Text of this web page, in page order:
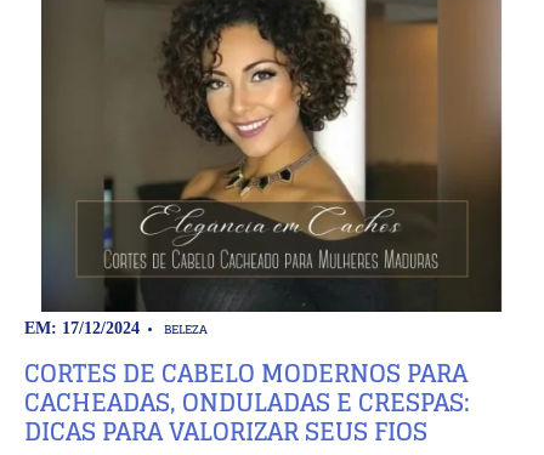
EM: 17/12/2024 BELEZA
CORTES DE CABELO MODERNOS PARA
CACHEADAS, ONDULADAS E CRESPAS:
DICAS PARA VALORIZAR SEUS FIOS